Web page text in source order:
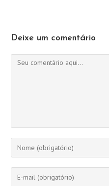
Deixe um comentário
Comentário
Digite
seu
nome
ou
Digite